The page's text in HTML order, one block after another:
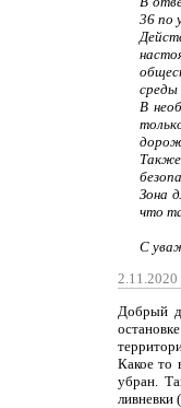
36 по
среды
В
Зона
что
С
Добрый
Какое то
убран.
ливневки